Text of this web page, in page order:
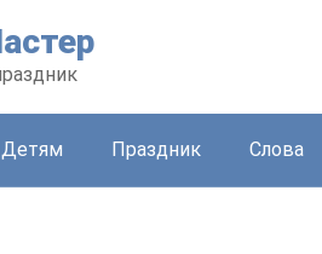
Детям Праздник Слова